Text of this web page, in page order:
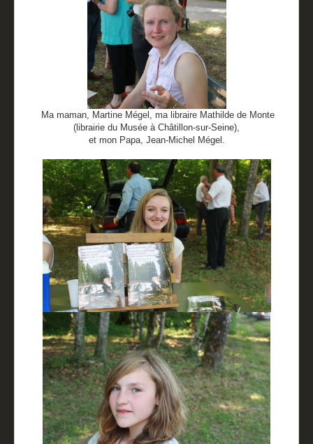
Ma maman, Martine Mégel, ma libraire Mathilde de Monte
(librairie du Musée à Châtillon-sur-Seine),
et mon Papa, Jean-Michel Mégel.